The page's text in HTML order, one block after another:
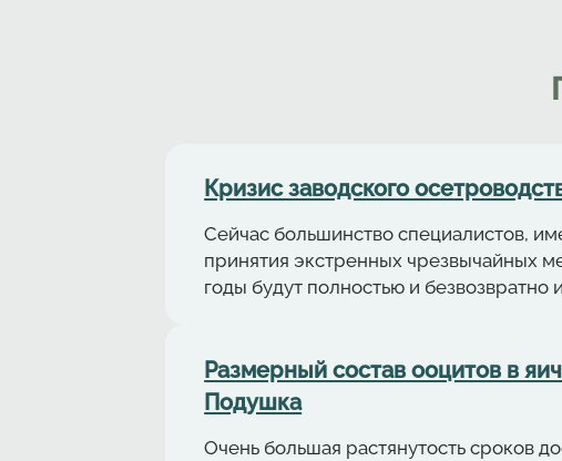
Кризис заводского
Сейчас большинство специалистов,
принятия экстренных чрезвычайных
годы будут полностью и безвозвратно
Размерный состав ооцитов в
Подушка
Очень большая растянутость сроков